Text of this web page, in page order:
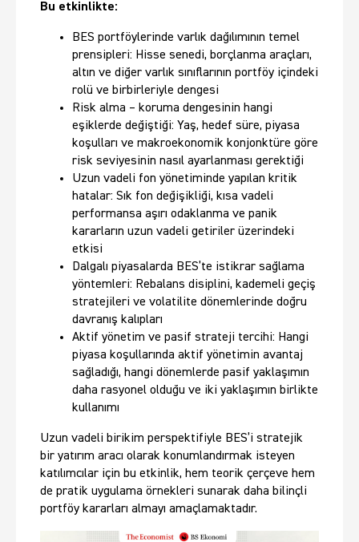
Bu etkinlikte:
BES portföylerinde varlık dağılımının temel
prensipleri: Hisse senedi, borçlanma araçları,
altın ve diğer varlık sınıflarının portföy içindeki
rolü ve birbirleriyle dengesi
Risk alma – koruma dengesinin hangi
eşiklerde değiştiği: Yaş, hedef süre, piyasa
koşulları ve makroekonomik konjonktüre göre
risk seviyesinin nasıl ayarlanması gerektiği
Uzun vadeli fon yönetiminde yapılan kritik
hatalar: Sık fon değişikliği, kısa vadeli
performansa aşırı odaklanma ve panik
kararların uzun vadeli getiriler üzerindeki
etkisi
Dalgalı piyasalarda BES’te istikrar sağlama
yöntemleri: Rebalans disiplini, kademeli geçiş
stratejileri ve volatilite dönemlerinde doğru
davranış kalıpları
Aktif yönetim ve pasif strateji tercihi: Hangi
piyasa koşullarında aktif yönetimin avantaj
sağladığı, hangi dönemlerde pasif yaklaşımın
daha rasyonel olduğu ve iki yaklaşımın birlikte
kullanımı
Uzun vadeli birikim perspektifiyle BES’i stratejik
bir yatırım aracı olarak konumlandırmak isteyen
katılımcılar için bu etkinlik, hem teorik çerçeve hem
de pratik uygulama örnekleri sunarak daha bilinçli
portföy kararları almayı amaçlamaktadır.